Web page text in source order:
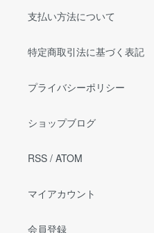
支払い方法について
特定商取引法に基づく表記
プライバシーポリシー
ショップブログ
RSS / ATOM
マイアカウント
会員登録